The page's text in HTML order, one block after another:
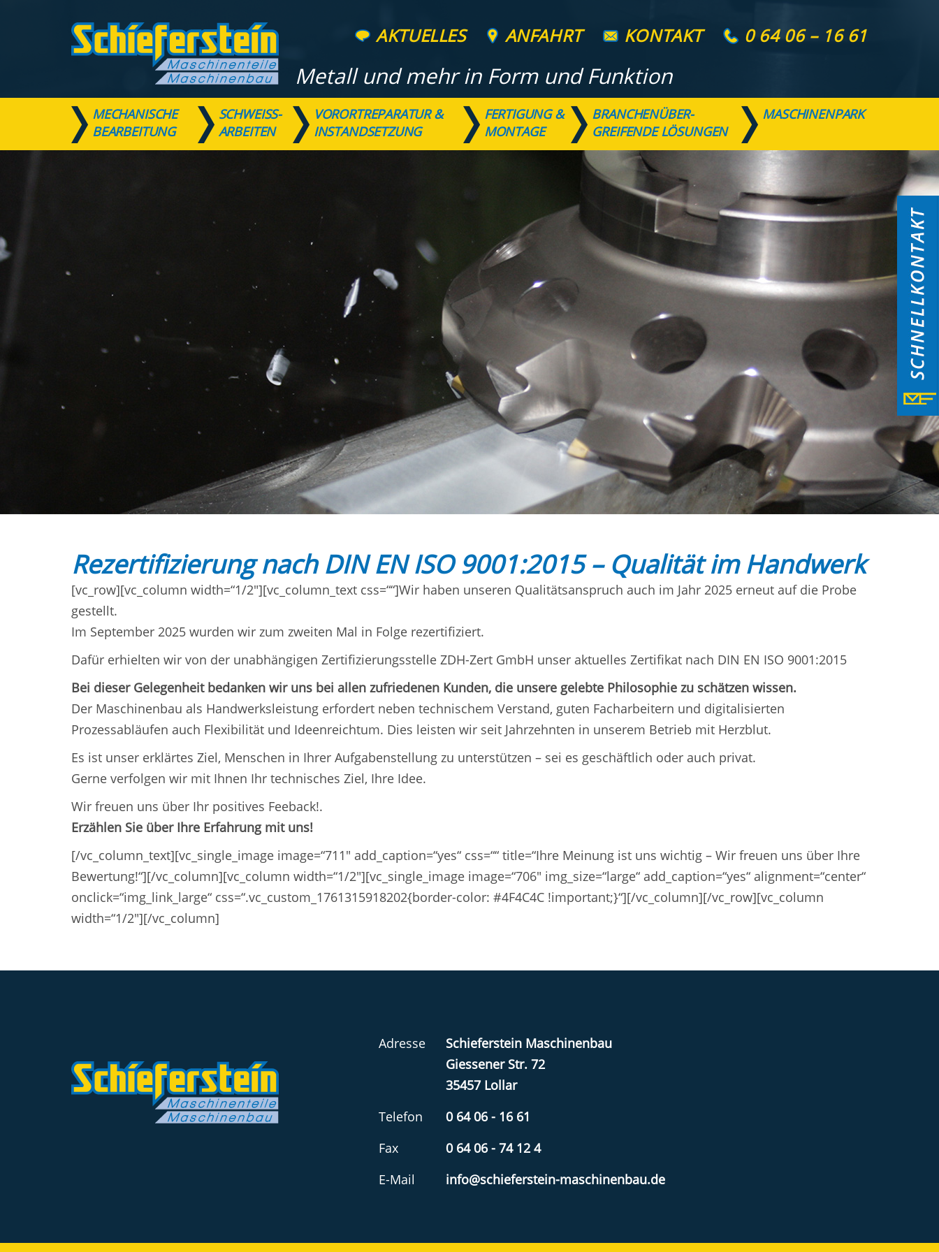
AKTUELLES ANFAHRT KONTAKT 0 64 06 – 16 61
Metall und mehr in Form und Funktion
MECHANISCHE
BEARBEITUNG
SCHWEISS- A
RBEITEN
VORORTREPARATUR &
INSTANDSETZUNG
FERTIGUNG &
MONTAGE
BRANCHENÜBER-
GREIFENDE LÖSUNGEN
MASCHINENPARK
Rezertifizierung nach DIN EN ISO 9001:2015 – Qualität im Handwerk
[vc_row][vc_column width=“1/2″][vc_column_text css=““]Wir haben unseren Qualitätsanspruch auch im Jahr 2025 erneut auf die Probe
gestellt.
Im September 2025 wurden wir zum zweiten Mal in Folge rezertifiziert.
Dafür erhielten wir von der unabhängigen Zertifizierungsstelle ZDH-Zert GmbH unser aktuelles Zertifikat nach DIN EN ISO 9001:2015
Bei dieser Gelegenheit bedanken wir uns bei allen zufriedenen Kunden, die unsere gelebte Philosophie zu schätzen wissen.
Der Maschinenbau als Handwerksleistung erfordert neben technischem Verstand, guten Facharbeitern und digitalisierten
Prozessabläufen auch Flexibilität und Ideenreichtum. Dies leisten wir seit Jahrzehnten in unserem Betrieb mit Herzblut.
Es ist unser erklärtes Ziel, Menschen in Ihrer Aufgabenstellung zu unterstützen – sei es geschäftlich oder auch privat.
Gerne verfolgen wir mit Ihnen Ihr technisches Ziel, Ihre Idee.
Wir freuen uns über Ihr positives Feeback!.
Erzählen Sie über Ihre Erfahrung mit uns!
[/vc_column_text][vc_single_image image=“711″ add_caption=“yes“ css=““ title=“Ihre Meinung ist uns wichtig – Wir freuen uns über Ihre
Bewertung!“][/vc_column][vc_column width=“1/2″][vc_single_image image=“706″ img_size=“large“ add_caption=“yes“ alignment=“center“
onclick=“img_link_large“ css=“.vc_custom_1761315918202{border-color: #4F4C4C !important;}“][/vc_column][/vc_row][vc_column
width=“1/2″][/vc_column]
Adresse
Schieferstein Maschinenbau
Giessener Str. 72
35457 Lollar
Telefon
0 64 06 - 16 61
Fax
0 64 06 - 74 12 4
E-Mail
info@schieferstein-maschinenbau.de